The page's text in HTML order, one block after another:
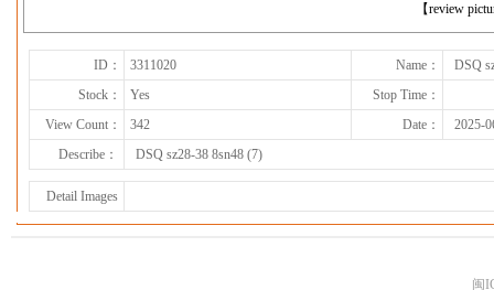
【review
ID： 3311020 Name：
DSQ
Stock：
Yes
Stop Time：
View Count：
342 Date：
2025-
Describe：
DSQ sz28-38 8sn48 (7)
Detail Images
闽